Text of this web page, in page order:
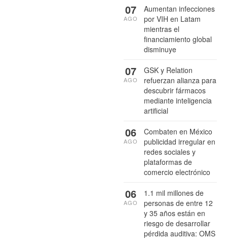
Aumentan infecciones
por VIH en Latam
mientras el
financiamiento global
disminuye
07
AGO
GSK y Relation
refuerzan alianza para
descubrir fármacos
mediante inteligencia
artificial
07
AGO
Combaten en México
publicidad irregular en
redes sociales y
plataformas de
comercio electrónico
06
AGO
1.1 mil millones de
personas de entre 12
y 35 años están en
riesgo de desarrollar
pérdida auditiva: OMS
06
AGO